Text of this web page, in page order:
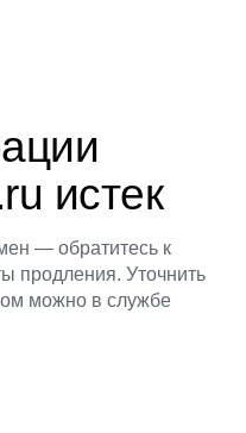
истек
— обратитесь к
продления. Уточнить
можно в службе